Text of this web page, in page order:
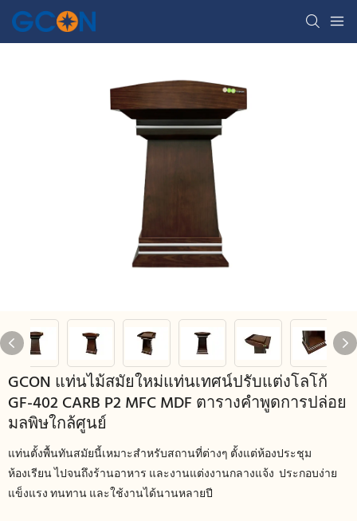
GCON แท่นไม้สมัยใหม่แท่นเทศน์ปรับแต่งโลโก้
GF-402 CARB P2 MFC MDF ตารางคำพูดการปล่อย
มลพิษใกล้ศูนย์
แท่นตั้งพื้นทันสมัยนี้เหมาะสำหรับสถานที่ต่างๆ ตั้งแต่ห้องประชุม
ห้องเรียน ไปจนถึงร้านอาหาร และงานแต่งงานกลางแจ้ง ประกอบง่าย
แข็งแรง ทนทาน และใช้งานได้นานหลายปี